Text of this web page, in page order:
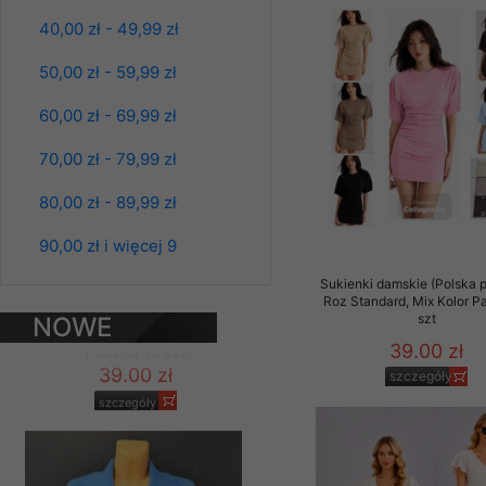
40,00 zł - 49,99 zł
50,00 zł - 59,99 zł
60,00 zł - 69,99 zł
70,00 zł - 79,99 zł
80,00 zł - 89,99 zł
90,00 zł i więcej 9
NOWE
39.00 zł
Bluzy damskie Roz
L-3XL. 1 kolor.
39.00 zł
szczegóły
Sukienki damskie (Polska
Roz Standard, Mix Kolor
szt
39.00 zł
szczegóły
Klientów
ochronie danych
serwerach
pracownicy Sklepu.
Każdy Klient, który
ich weryfikacji,
Sklep nie
chyba że dzieje się
Nasz Sklep
przez nasz serwer i
jego indywidualnych
opcję przyjmowania
może wpłynąć na
Klienta przechowują
• sesji
• ostatnio